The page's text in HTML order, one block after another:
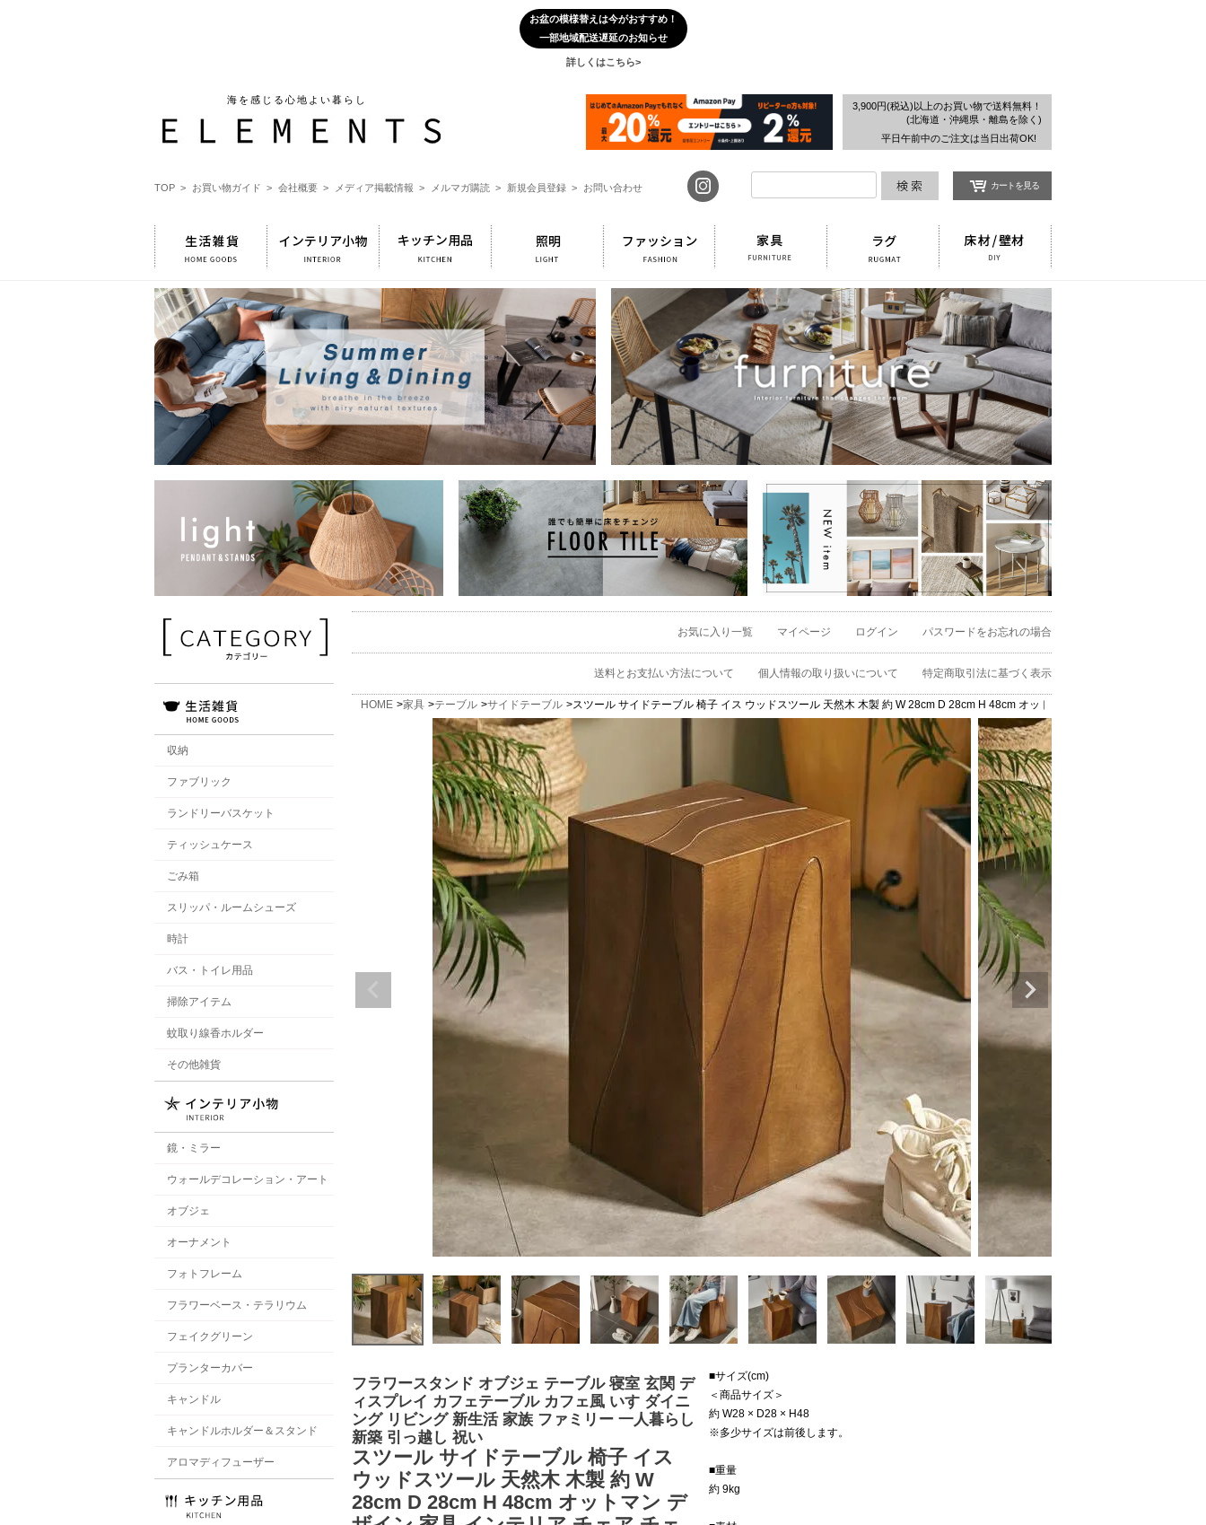
お盆の模様替えは今がおすすめ！
一部地域配送遅延のお知らせ
詳しくはこちら>
海を感じる心地よい暮らし
3,900円(税込)以上のお買い物で送料無料！
(北海道・沖縄県・離島を除く)
平日午前中のご注文は当日出荷OK!
カートを見る
TOP > お買い物ガイド > 会社概要 > メディア掲載情報 > メルマガ購読 > 新規会員登録 > お問い合わせ
収納
ファブリック
ランドリーバスケット
ティッシュケース
ごみ箱
スリッパ・ルームシューズ
時計
バス・トイレ用品
掃除アイテム
蚊取り線香ホルダー
その他雑貨
鏡・ミラー
ウォールデコレーション・アート
オブジェ
オーナメント
フォトフレーム
フラワーベース・テラリウム
フェイクグリーン
プランターカバー
キャンドル
キャンドルホルダー＆スタンド
アロマディフューザー
お気に入り一覧 マイページ ログイン パスワードをお忘れの場合
送料とお支払い方法について 個人情報の取り扱いについて 特定商取引法に基づく表示
HOME 家具 テーブル サイドテーブル スツール サイドテーブル 椅子 イス ウッドスツール 天然木 木製 約 W 28cm D 28cm H 48cm オットマン デザイン 家具 インテリ
フラワースタンド オブジェ テーブル 寝室 玄関 デ
ィスプレイ カフェテーブル カフェ風 いす ダイニ
ング リビング 新生活 家族 ファミリー 一人暮らし
新築 引っ越し 祝い
スツール サイドテーブル 椅子 イス
ウッドスツール 天然木 木製 約 W
28cm D 28cm H 48cm オットマン デ
■サイズ(cm)
＜商品サイズ＞
約 W28 × D28 × H48
※多少サイズは前後します。
■重量
約 9kg